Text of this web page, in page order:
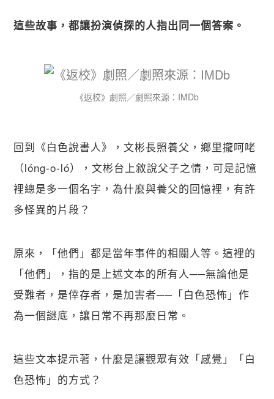
這些故事，都讓扮演偵探的人指出同一個答案。
《返校》劇照／劇照來源：IMDb
回到《白色說書人》，文彬長照養父，鄉里攏呵咾
（lóng-o-ló），文彬台上敘說父子之情，可是記憶
裡總是多一個名字，為什麼與養父的回憶裡，有許
多怪異的片段？
原來，「他們」都是當年事件的相關人等。這裡的
「他們」，指的是上述文本的所有人──無論他是
受難者，是倖存者，是加害者──「白色恐怖」作
為一個謎底，讓日常不再那麼日常。
這些文本提示著，什麼是讓觀眾有效「感覺」「白
色恐怖」的方式？